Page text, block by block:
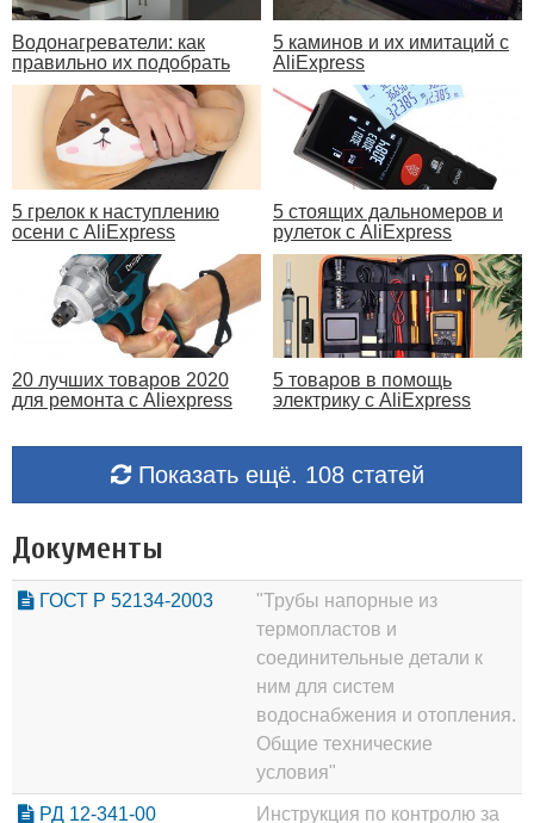
Водонагреватели: как
правильно их подобрать
5 каминов и их имитаций с
AliExpress
5 грелок к наступлению
осени с AliExpress
5 стоящих дальномеров и
рулеток с AliExpress
20 лучших товаров 2020
для ремонта с Aliexpress
5 товаров в помощь
электрику с AliExpress
Показать ещё. 108 статей
Документы
ГОСТ Р 52134-2003
"Трубы напорные из
термопластов и
соединительные детали к
ним для систем
водоснабжения и отопления.
Общие технические
условия"
РД 12-341-00 Инструкция по контролю за